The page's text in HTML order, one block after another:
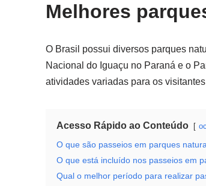
Melhores
O Brasil possui diversos parques
Nacional do Iguaçu no Paraná e o
atividades variadas para os
Acesso Rápido ao Conteúdo
O que são passeios em parques
O que está incluído nos passeios em
Qual o melhor período para realizar